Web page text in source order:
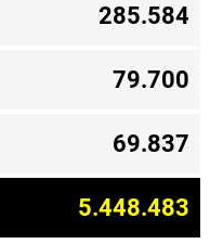
285.584
79.700
69.837
5.448.483